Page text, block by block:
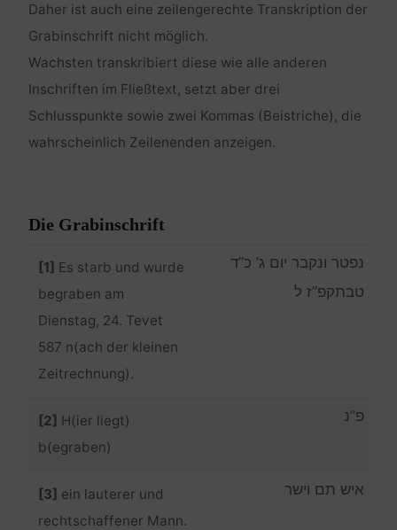
Daher ist auch eine zeilengerechte Transkription der
Grabinschrift nicht möglich.
Wachsten transkribiert diese wie alle anderen
Inschriften im Fließtext, setzt aber drei
Schlusspunkte sowie zwei Kommas (Beistriche), die
wahrscheinlich Zeilenenden anzeigen.
Die Grabinschrift
[1] Es starb und wurde
begraben am
Dienstag, 24. Tevet
587 n(ach der kleinen
Zeitrechnung).
נפטר ונקבר יום ג’ כ”ד
טבתקפ”ז ל
[2] H(ier liegt)
b(egraben)
פ”נ
[3] ein lauterer und
rechtschaffener Mann.
איש תם וישר